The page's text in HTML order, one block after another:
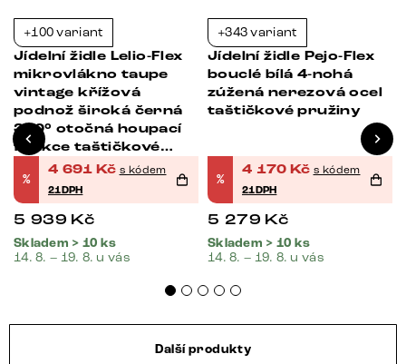
+100 variant
Jídelní židle Lelio-Flex
mikrovlákno taupe
vintage křížová
podnož široká černá
360° otočná houpací
funkce taštičkové
pružiny
%
4 691 Kč s kódem
21DPH
5 939 Kč
Skladem > 10 ks
14. 8. – 19. 8. u vás
+343 variant
Jídelní židle Pejo-Flex
bouclé bílá 4-nohá
zúžená nerezová ocel
taštičkové pružiny
%
4 170 Kč s kódem
21DPH
5 279 Kč
Skladem > 10 ks
14. 8. – 19. 8. u vás
Další produkty